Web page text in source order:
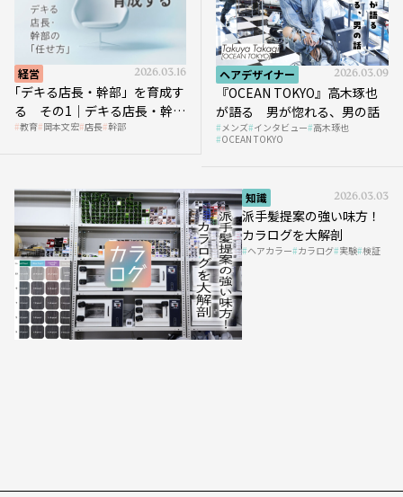
経営 2026.03.16
｢デキる店長・幹部」を育成す
る その1｜デキる店長・幹部
の「任せ方」
教育 岡本文宏 店長 幹部
ヘアデザイナー 2026.03.09
『OCEAN TOKYO』高木琢也
が語る 男が惚れる、男の話
メンズ インタビュー 高木琢也
OCEAN TOKYO
知識 2026.03.03
派手髪提案の強い味方！
カラログを大解剖
ヘアカラー カラログ 実験 検証